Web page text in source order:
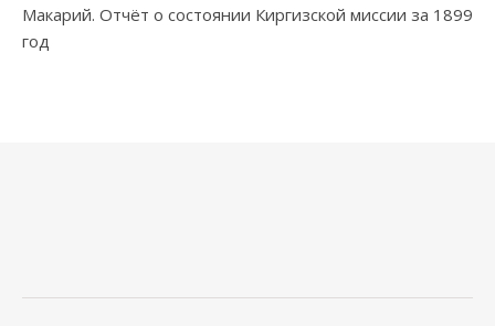
Макарий. Отчёт о состоянии Киргизской миссии за 1899
год